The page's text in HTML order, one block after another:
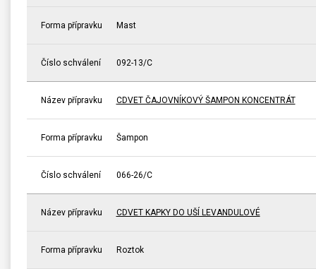
Forma přípravku Mast
Číslo schválení 092-13/C
Název přípravku CDVET ČAJOVNÍKOVÝ ŠAMPON KONCENTRÁT
Forma přípravku Šampon
Číslo schválení 066-26/C
Název přípravku CDVET KAPKY DO UŠÍ LEVANDULOVÉ
Forma přípravku Roztok